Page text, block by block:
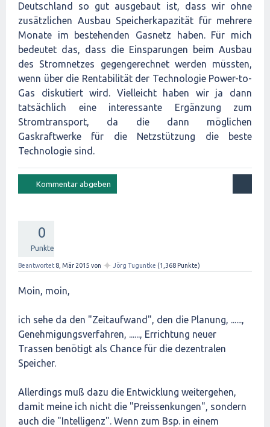
Deutschland so gut ausgebaut ist, dass wir ohne
zusätzlichen Ausbau Speicherkapazität für mehrere
Monate im bestehenden Gasnetz haben. Für mich
bedeutet das, dass die Einsparungen beim Ausbau
des Stromnetzes gegengerechnet werden müssten,
wenn über die Rentabilität der Technologie Power-to-
Gas diskutiert wird. Vielleicht haben wir ja dann
tatsächlich eine interessante Ergänzung zum
Stromtransport, da die dann möglichen
Gaskraftwerke für die Netzstützung die beste
Technologie sind.
0
Punkte
Beantwortet 8, Mär 2015 von ✦ Jörg Tuguntke (1,368 Punkte)
Moin, moin,
ich sehe da den "Zeitaufwand", den die Planung, ......,
Genehmigungsverfahren, ......, Errichtung neuer
Trassen benötigt als Chance für die dezentralen
Speicher.
Allerdings muß dazu die Entwicklung weitergehen,
damit meine ich nicht die "Preissenkungen", sondern
auch die "Intelligenz". Wenn zum Bsp. in einem